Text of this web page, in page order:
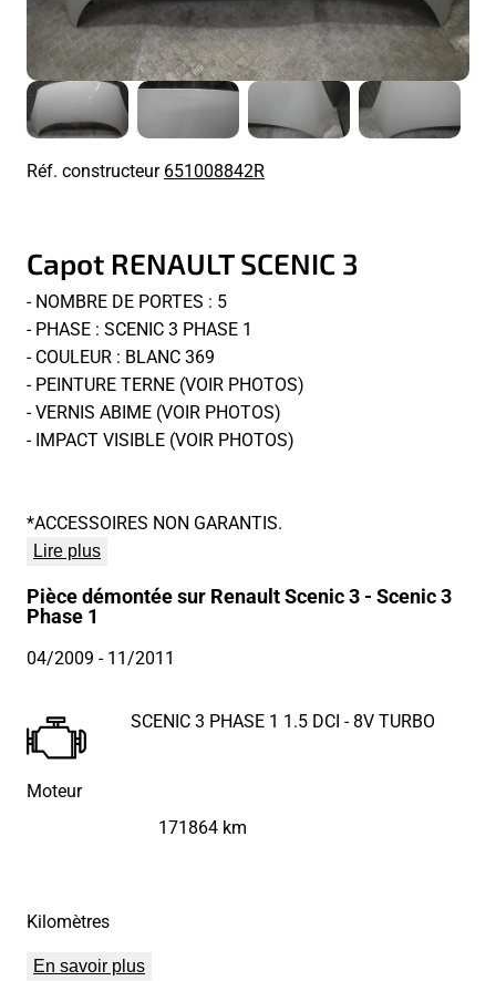
Réf. constructeur651008842R
Capot RENAULT SCENIC 3
- NOMBRE DE PORTES : 5
- PHASE : SCENIC 3 PHASE 1
- COULEUR : BLANC 369
- PEINTURE TERNE (VOIR PHOTOS)
- VERNIS ABIME (VOIR PHOTOS)
- IMPACT VISIBLE (VOIR PHOTOS)
*ACCESSOIRES NON GARANTIS.
Lire plus
Pièce démontée sur Renault Scenic 3 - Scenic 3
Phase 1
04/2009 - 11/2011
Moteur
SCENIC 3 PHASE 1 1.5 DCI - 8V TURBO
Kilomètres
171864 km
En savoir plus